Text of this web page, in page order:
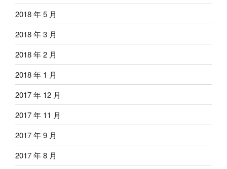
2018 年 5 月
2018 年 3 月
2018 年 2 月
2018 年 1 月
2017 年 12 月
2017 年 11 月
2017 年 9 月
2017 年 8 月